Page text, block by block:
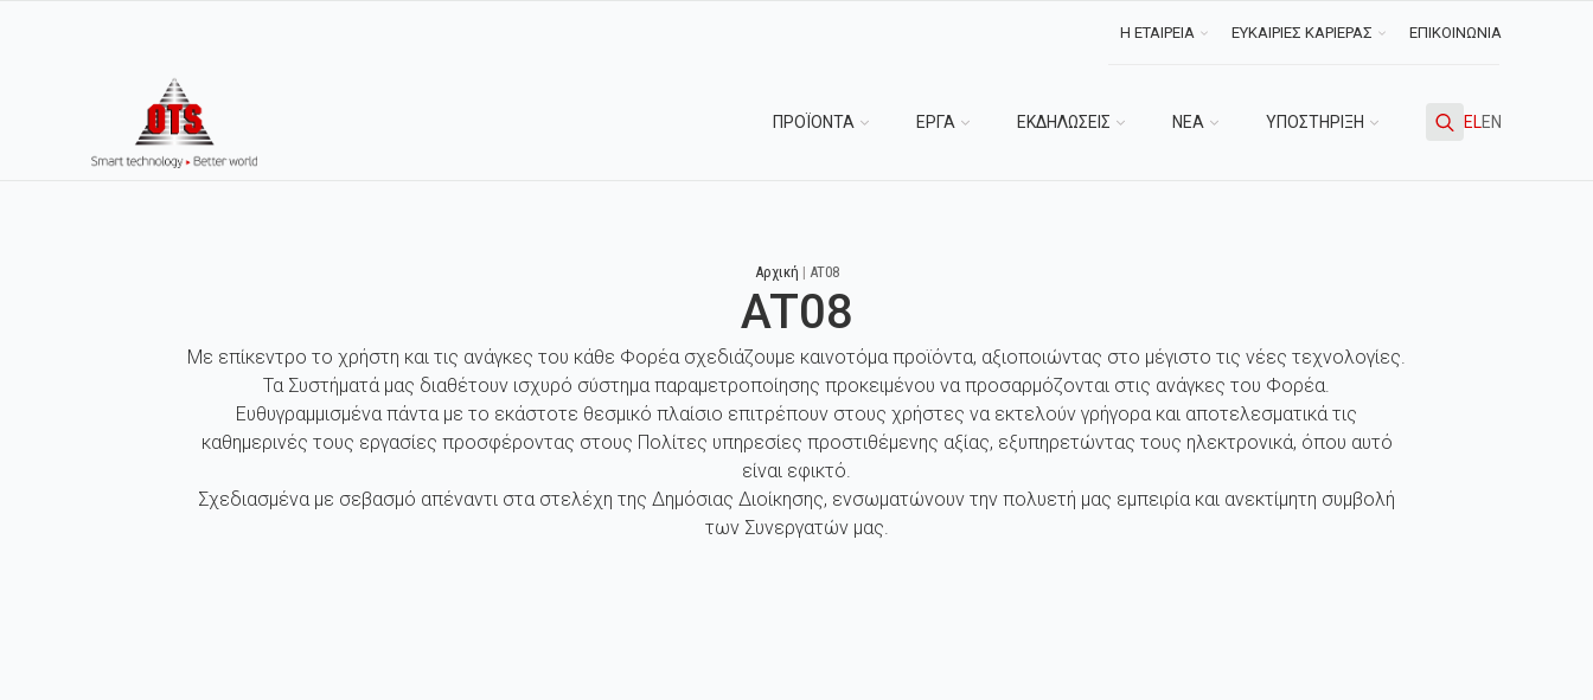
Η ΕΤΑΙΡΕΙΑ ΕΥΚΑΙΡΙΕΣ ΚΑΡΙΕΡΑΣ ΕΠΙΚΟΙΝΩΝΙΑ
ΠΡΟΪΟΝΤΑ ΕΡΓΑ ΕΚΔΗΛΩΣΕΙΣ ΝΕΑ ΥΠΟΣΤΗΡΙΞΗ ELEN
Αρχική | AT08
AT08
Με επίκεντρο το χρήστη και τις ανάγκες του κάθε Φορέα σχεδιάζουμε καινοτόμα προϊόντα, αξιοποιώντας στο μέγιστο τις νέες τεχνολογίες.
Τα Συστήματά μας διαθέτουν ισχυρό σύστημα παραμετροποίησης προκειμένου να προσαρμόζονται στις ανάγκες του Φορέα.
Ευθυγραμμισμένα πάντα με το εκάστοτε θεσμικό πλαίσιο επιτρέπουν στους χρήστες να εκτελούν γρήγορα και αποτελεσματικά τις
καθημερινές τους εργασίες προσφέροντας στους Πολίτες υπηρεσίες προστιθέμενης αξίας, εξυπηρετώντας τους ηλεκτρονικά, όπου αυτό
είναι εφικτό.
Σχεδιασμένα με σεβασμό απέναντι στα στελέχη της Δημόσιας Διοίκησης, ενσωματώνουν την πολυετή μας εμπειρία και ανεκτίμητη συμβολή
των Συνεργατών μας.